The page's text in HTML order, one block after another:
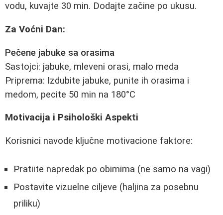
vodu, kuvajte 30 min. Dodajte začine po ukusu.
Za Voćni Dan:
Pečene jabuke sa orasima
Sastojci: jabuke, mleveni orasi, malo meda
Priprema: Izdubite jabuke, punite ih orasima i
medom, pecite 50 min na 180°C
Motivacija i Psihološki Aspekti
Korisnici navode ključne motivacione faktore:
Pratiite napredak po obimima (ne samo na vagi)
Postavite vizuelne ciljeve (haljina za posebnu
priliku)